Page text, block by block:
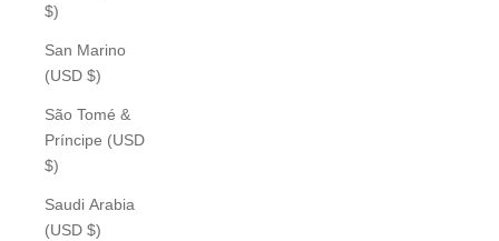
$)
San Marino
(USD $)
São Tomé &
Príncipe (USD
$)
Saudi Arabia
(USD $)